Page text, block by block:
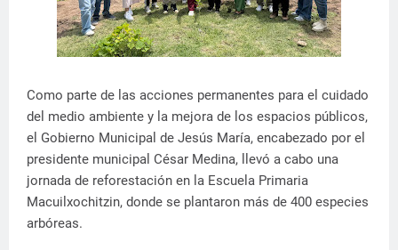
Como parte de las acciones permanentes para el cuidado
del medio ambiente y la mejora de los espacios públicos,
el Gobierno Municipal de Jesús María, encabezado por el
presidente municipal César Medina, llevó a cabo una
jornada de reforestación en la Escuela Primaria
Macuilxochitzin, donde se plantaron más de 400 especies
arbóreas.